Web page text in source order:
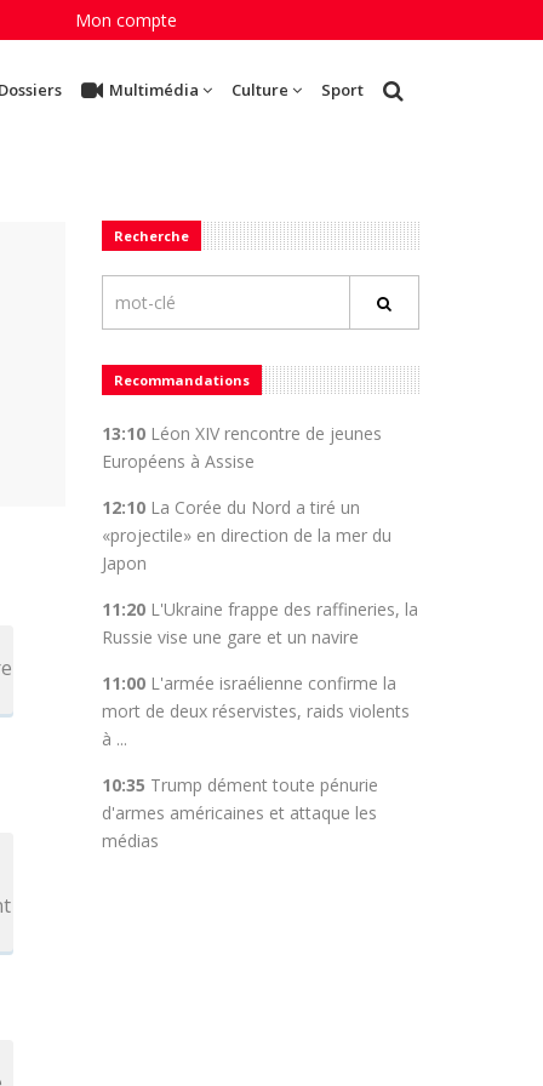
Mon compte
Multimédia Culture Sport
Recherche
Recommandations
13:10Léon XIV rencontre de jeunes
Européens à Assise
12:10La Corée du Nord a tiré un
«projectile» en direction de la mer du
Japon
11:20L'Ukraine frappe des raffineries, la
Russie vise une gare et un navire
11:00L'armée israélienne confirme la
mort de deux réservistes, raids violents
à ...
10:35 Trump dément toute pénurie
d'armes américaines et attaque les
médias